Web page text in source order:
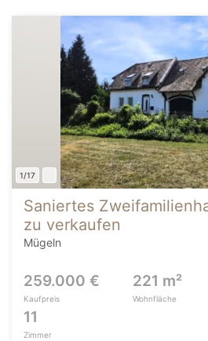
1/17
Saniertes
zu verkaufen
Mügeln
259.000 €
Kaufpreis
221 m²
Wohnfläche
11
Zimmer